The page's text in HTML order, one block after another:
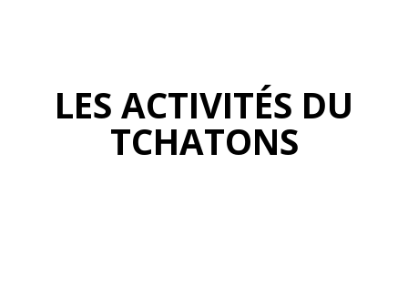
LES ACTIVITÉS DU
TCHATONS